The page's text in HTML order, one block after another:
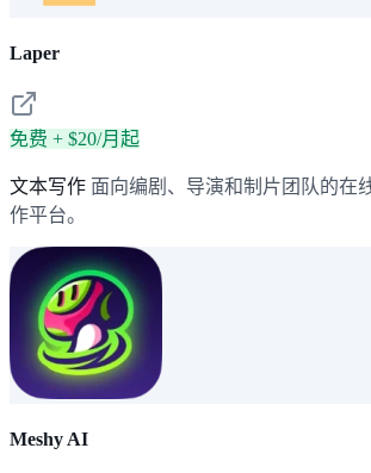
Laper
免费 + $20/月起
文本写作 面向编剧、导演和制片团队的在
作平台。
Meshy AI